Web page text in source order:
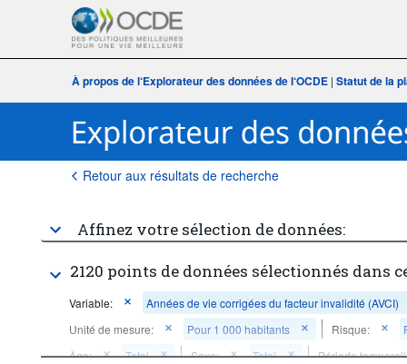
À propos de l‘Explorateur des données de l‘OCDE | Statut de la
Retour aux résultats de recherche
Affinez votre sélection de données:
2120 points de données sélectionnés dans
Variable:
Années de vie corrigées du facteur invalidité (AVCI)
Unité de mesure:
Pour 1 000 habitants Risque:
Âge:
Total Sexe: Total
Période